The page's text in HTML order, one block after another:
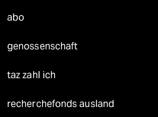
abo
genossenschaft
taz zahl ich
recherchefonds ausland